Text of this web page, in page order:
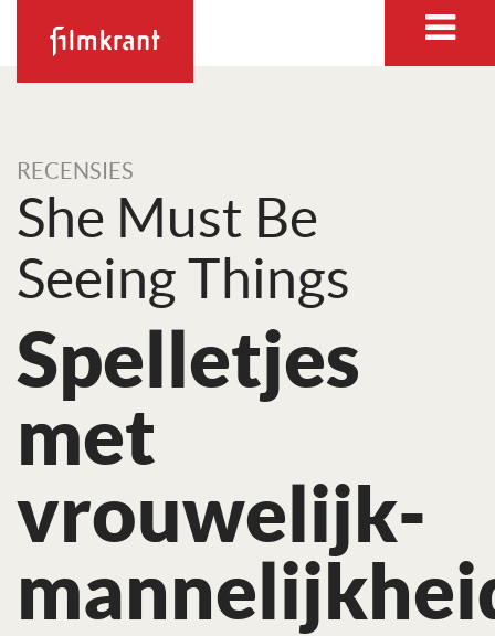
RECENSIES
She Must Be
Seeing Things
Spelletjes
met
vrouwelijk-